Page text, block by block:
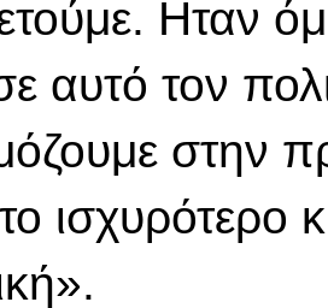
Ηταν
αυτό τον
στην
ισχυρότερο